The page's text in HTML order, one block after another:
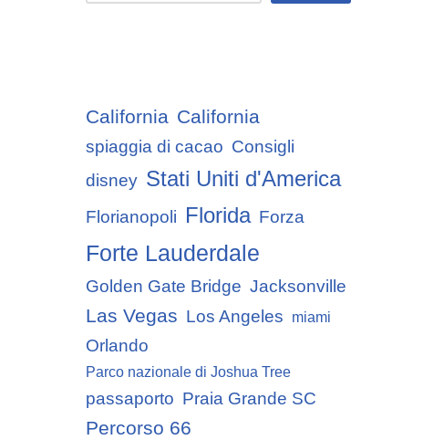
California California
spiaggia di cacao Consigli
disney Stati Uniti d'America
Florianopoli Florida Forza
Forte Lauderdale
Golden Gate Bridge Jacksonville
Las Vegas Los Angeles miami
Orlando
Parco nazionale di Joshua Tree
passaporto Praia Grande SC
Percorso 66